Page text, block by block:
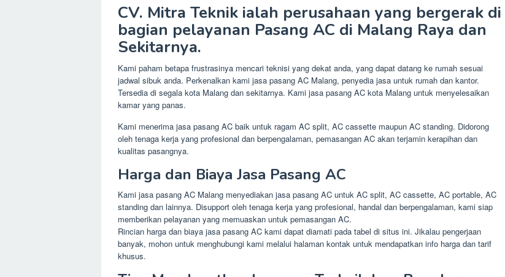
CV. Mitra Teknik ialah perusahaan yang bergerak di
bagian pelayanan Pasang AC di Malang Raya dan
Sekitarnya.
Kami paham betapa frustrasinya mencari teknisi yang dekat anda, yang dapat datang ke rumah sesuai
jadwal sibuk anda. Perkenalkan kami jasa pasang AC Malang, penyedia jasa untuk rumah dan kantor.
Tersedia di segala kota Malang dan sekitarnya. Kami jasa pasang AC kota Malang untuk menyelesaikan
kamar yang panas.
Kami menerima jasa pasang AC baik untuk ragam AC split, AC cassette maupun AC standing. Didorong
oleh tenaga kerja yang profesional dan berpengalaman, pemasangan AC akan terjamin kerapihan dan
kualitas pasangnya.
Harga dan Biaya Jasa Pasang AC
Kami jasa pasang AC Malang menyediakan jasa pasang AC untuk AC split, AC cassette, AC portable, AC
standing dan lainnya. Disupport oleh tenaga kerja yang profesional, handal dan berpengalaman, kami siap
memberikan pelayanan yang memuaskan untuk pemasangan AC.
Rincian harga dan biaya jasa pasang AC kami dapat diamati pada tabel di situs ini. Jikalau pengerjaan
banyak, mohon untuk menghubungi kami melalui halaman kontak untuk mendapatkan info harga dan tarif
khusus.